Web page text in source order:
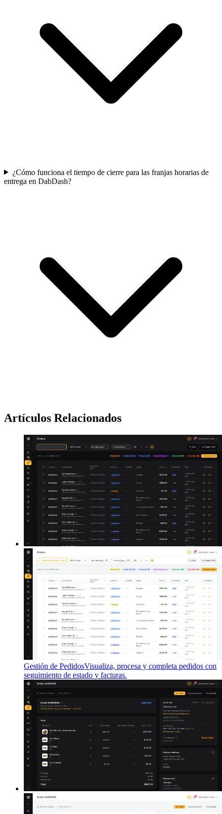
¿Cómo funciona el tiempo de cierre para las franjas horarias de
entrega en DabDash?
Artículos Relacionados
Gestión de PedidosVisualiza, procesa y completa pedidos con
seguimiento de estado y facturas.